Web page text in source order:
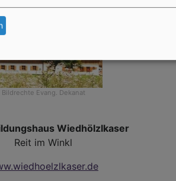
Bildrechte Evang. Dekanat
Wiedhölzlkaser
Reit im Winkl